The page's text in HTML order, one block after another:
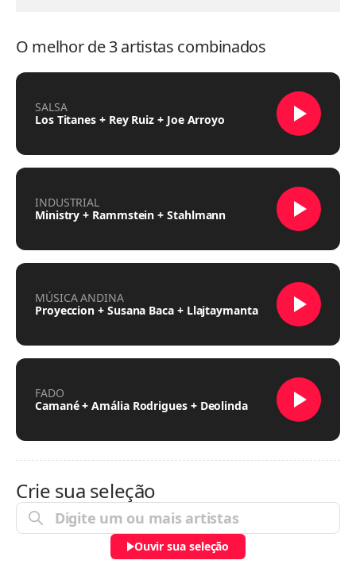
O melhor de 3 artistas combinados
SALSA
Los Titanes + Rey Ruiz + Joe Arroyo
INDUSTRIAL
Ministry + Rammstein + Stahlmann
MÚSICA ANDINA
Proyeccion + Susana Baca + Llajtaymanta
FADO
Camané + Amália Rodrigues + Deolinda
Crie sua seleção
Ouvir sua seleção